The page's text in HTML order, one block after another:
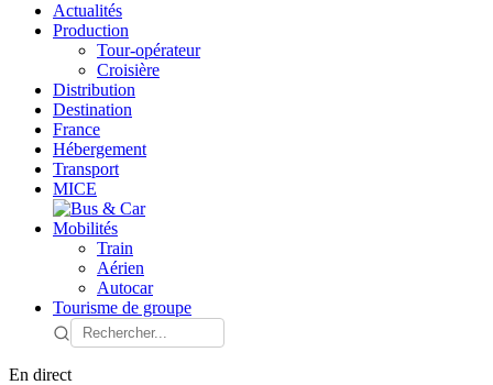
Actualités
Production
Tour-opérateur
Croisière
Distribution
Destination
France
Hébergement
Transport
MICE
Mobilités
Train
Aérien
Autocar
Tourisme de groupe
En direct